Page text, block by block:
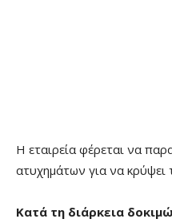
Η εταιρεία φέρεται να
ατυχημάτων για να κρύψει
Κατά τη διάρκεια